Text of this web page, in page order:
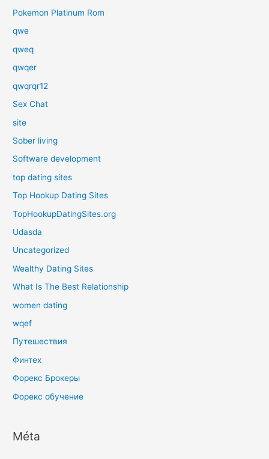
Pokemon Platinum Rom
qwe
qweq
qwqer
qwqrqr12
Sex Chat
site
Sober living
Software development
top dating sites
Top Hookup Dating Sites
TopHookupDatingSites.org
Udasda
Uncategorized
Wealthy Dating Sites
What Is The Best Relationship
women dating
wqef
Путешествия
Финтех
Форекс Брокеры
Форекс обучение
Méta